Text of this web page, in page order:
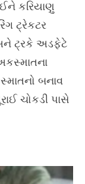
કરિયાણુ
ટ્રેકટર
અને ટ્રકે અડફેટે
બનાવ
ચોકડી પાસે